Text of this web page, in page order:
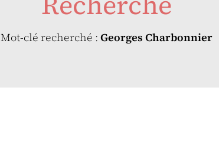
Mot-clé recherché : Georges Charbonnier